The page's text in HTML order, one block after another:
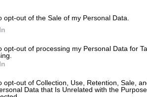
opt-out of the Sale of my Personal Data.
opt-out of processing my Personal Data for
opt-out of Collection, Use, Retention, Sale,
Data that Is Unrelated with the
Οδηγός
σπίτι σας το ιδανικό
καραντίνα ελέω